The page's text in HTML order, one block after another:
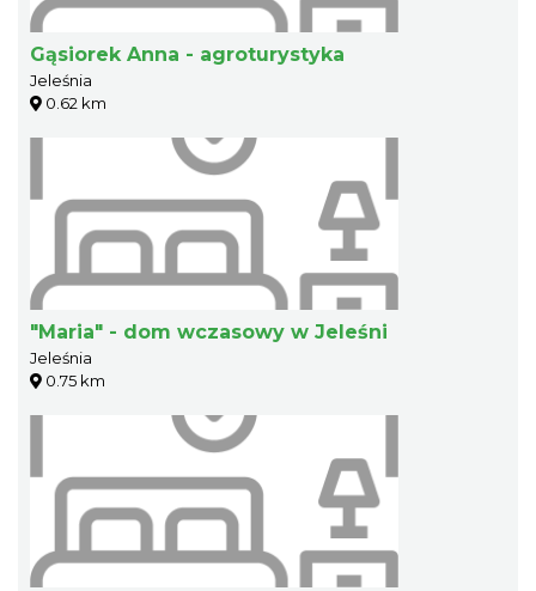
Gąsiorek Anna - agroturystyka
Jeleśnia
0.62 km
"Maria" - dom wczasowy w Jeleśni
Jeleśnia
0.75 km